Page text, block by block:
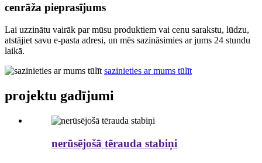
cenrāža pieprasījums
Lai uzzinātu vairāk par mūsu produktiem vai cenu sarakstu, lūdzu,
atstājiet savu e-pasta adresi, un mēs sazināsimies ar jums 24 stundu
laikā.
sazinieties ar mums tūlīt
projektu gadījumi
nerūsējošā tērauda stabiņi